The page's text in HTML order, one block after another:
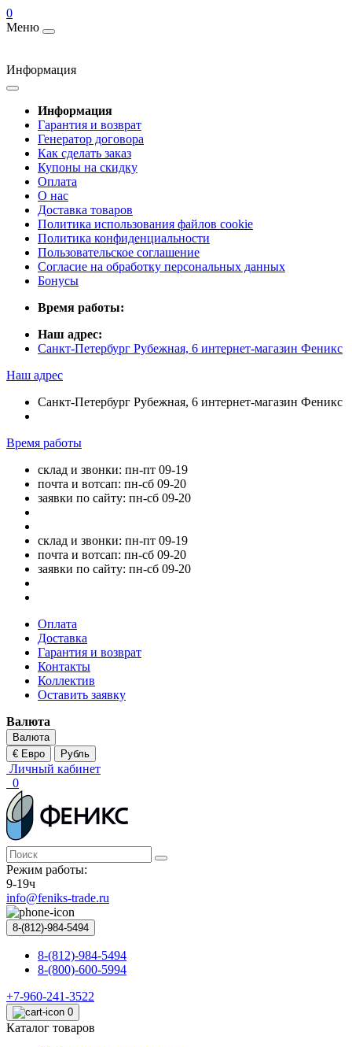
0
Меню
Информация
Информация
Гарантия и возврат
Генератор договора
Как сделать заказ
Купоны на скидку
Оплата
О нас
Доставка товаров
Политика использования файлов cookie
Политика конфиденциальности
Пользовательское соглашение
Согласие на обработку персональных данных
Бонусы
Время работы:
Наш адрес:
Санкт-Петербург Рубежная, 6 интернет-магазин Феникс
Наш адрес
Санкт-Петербург Рубежная, 6 интернет-магазин Феникс
Время работы
склад и звонки: пн-пт 09-19
почта и вотсап: пн-сб 09-20
заявки по сайту: пн-сб 09-20
склад и звонки: пн-пт 09-19
почта и вотсап: пн-сб 09-20
заявки по сайту: пн-сб 09-20
Оплата
Доставка
Гарантия и возврат
Контакты
Коллектив
Оставить заявку
Валюта
Валюта
€ Евро
Рубль
Личный кабинет
0
Режим работы:
9-19ч
info@feniks-trade.ru
8-(812)-984-5494
8-(812)-984-5494
8-(800)-600-5994
+7-960-241-3522
0
Каталог товаров